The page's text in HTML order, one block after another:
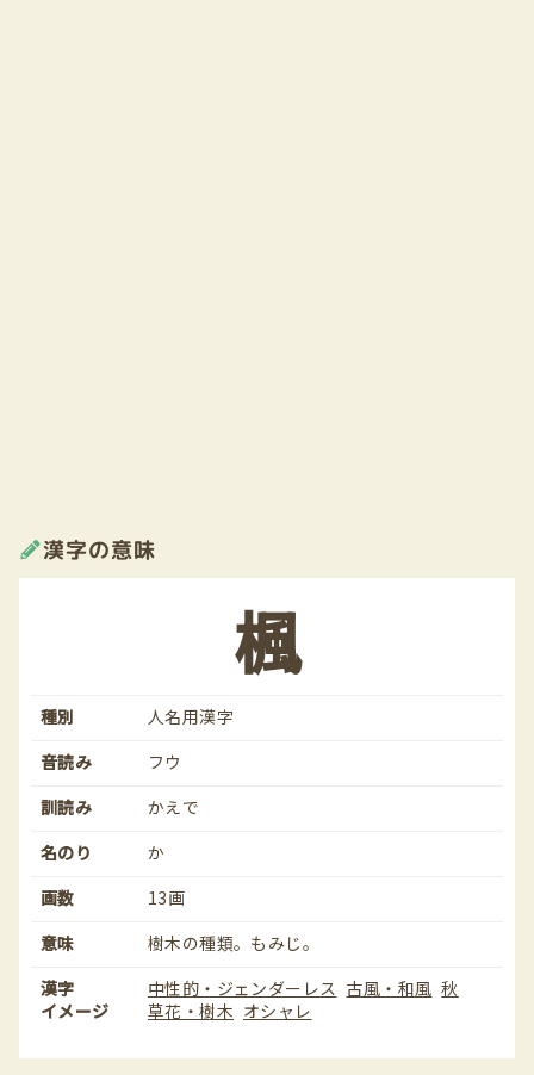
漢字の意味
楓
種別
人名用漢字
音読み
フウ
訓読み
かえで
名のり
か
画数
13画
意味
樹木の種類。もみじ。
漢字
イメージ
中性的・ジェンダーレス 古風・和風 秋
草花・樹木 オシャレ